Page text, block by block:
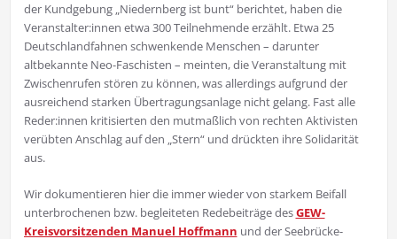
der Kundgebung „Niedernberg ist bunt“ berichtet, haben die
Veranstalter:innen etwa 300 Teilnehmende erzählt. Etwa 25
Deutschlandfahnen schwenkende Menschen – darunter
altbekannte Neo-Faschisten – meinten, die Veranstaltung mit
Zwischenrufen stören zu können, was allerdings aufgrund der
ausreichend starken Übertragungsanlage nicht gelang. Fast alle
Reder:innen kritisierten den mutmaßlich von rechten Aktivisten
verübten Anschlag auf den „Stern“ und drückten ihre Solidarität
aus.
Wir dokumentieren hier die immer wieder von starkem Beifall
unterbrochenen bzw. begleiteten Redebeiträge desGEW-
Kreisvorsitzenden Manuel Hoffmann und der Seebrücke-